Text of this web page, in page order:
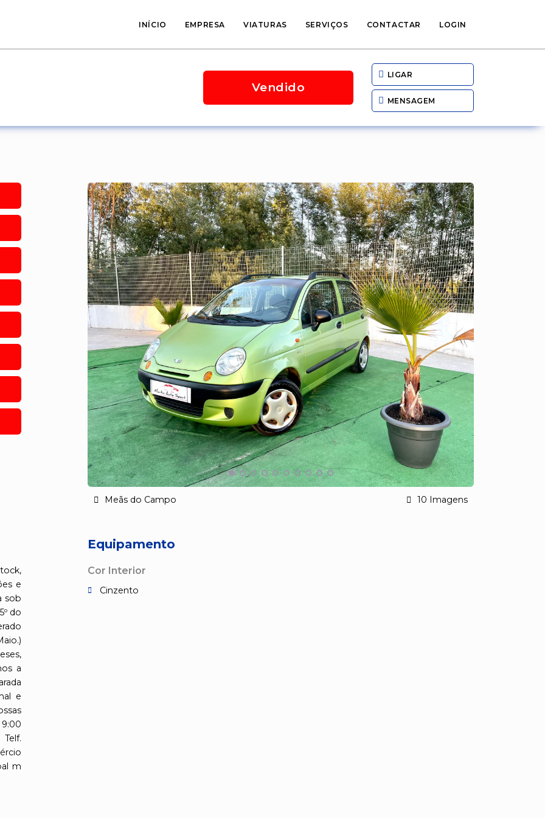
INÍCIO EMPRESA VIATURAS SERVIÇOS CONTACTAR LOGIN
Vendido
LIGAR
MENSAGEM
Meãs do Campo 10 Imagens
e
sob
do
a
e
9:00
m
Equipamento
Cor Interior
Cinzento